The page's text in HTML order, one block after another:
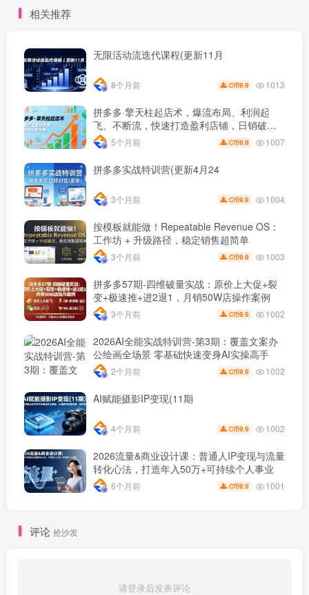
相关推荐
无限活动流迭代课程(更新11月
8个月前 C币9.9 1013
拼多多·擎天柱起店术，爆流布局、利润起
飞、不断流，快速打造盈利店铺，日销破千
单(更新5个月前 C币9.9 1007
拼多多实战特训营(更新4月24
3个月前 C币9.9 1004
按模板就能做！Repeatable Revenue OS：
工作坊 + 升级路径，稳定销售超简单
3个月前 C币9.9 1003
拼多多57期-四维破量实战：原价上大促+裂
变+极速推+进2退1，月销50W店操作案例
3个月前 C币9.9 1002
2026AI全能实战特训营-第3期：覆盖文案办
公绘画全场景 零基础快速变身AI实操高手
2个月前 C币9.9 1002
AI赋能摄影IP变现(11期
4个月前 C币9.9 1002
2026流量&商业设计课：普通人IP变现与流量
转化心法，打造年入50万+可持续个人事业
6个月前 C币9.9 1001
评论 抢沙发
请登录后发表评论